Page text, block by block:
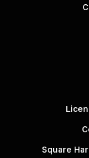
Square